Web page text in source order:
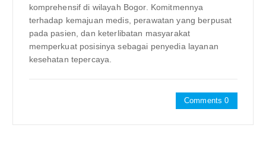
komprehensif di wilayah Bogor. Komitmennya
terhadap kemajuan medis, perawatan yang berpusat
pada pasien, dan keterlibatan masyarakat
memperkuat posisinya sebagai penyedia layanan
kesehatan tepercaya.
Comments 0